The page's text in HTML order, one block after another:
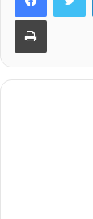
Yazdır